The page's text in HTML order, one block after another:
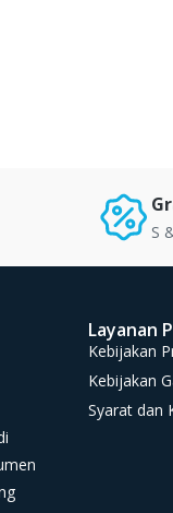
S
Layanan
Kebijakan
Kebijakan
Syarat dan